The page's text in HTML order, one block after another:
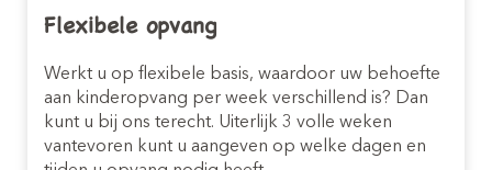
Flexibele opvang
Werkt u op flexibele basis, waardoor uw behoefte
aan kinderopvang per week verschillend is? Dan
kunt u bij ons terecht. Uiterlijk 3 volle weken
vantevoren kunt u aangeven op welke dagen en